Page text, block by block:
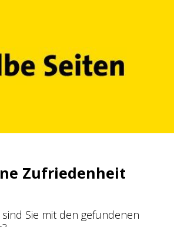
Zufriedenheit
Sie mit den gefundenen